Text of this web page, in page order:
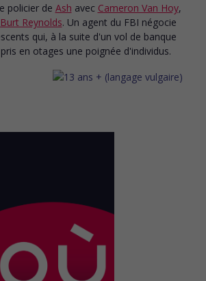
policier de Ash avec Cameron Van Hoy,
Burt Reynolds. Un agent du FBI négocie
qui, à la suite d'un vol de banque
en otages une poignée d'individus.